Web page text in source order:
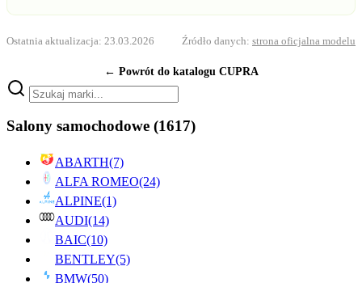
Ostatnia aktualizacja: 23.03.2026 Źródło danych: strona oficjalna modelu
← Powrót do katalogu CUPRA
Salony samochodowe (1617)
ABARTH(7)
ALFA ROMEO(24)
ALPINE(1)
AUDI(14)
BAIC(10)
BENTLEY(5)
BMW(50)